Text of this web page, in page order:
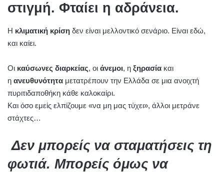
στιγμή. Φταίει η αδράνεια.
Η κλιματική κρίση δεν είναι μελλοντικό σενάριο. Είναι εδώ,
και καίει.
Οι καύσωνες διαρκείας, οι άνεμοι, η ξηρασία και
η ανευθυνότητα μετατρέπουν την Ελλάδα σε μια ανοιχτή
πυριτιδαποθήκη κάθε καλοκαίρι.
Και όσο εμείς ελπίζουμε «να μη μας τύχει», άλλοι μετράνε
στάχτες…
Δεν μπορείς να σταματήσεις τη
φωτιά. Μπορείς όμως να